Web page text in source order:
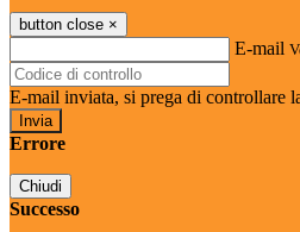
button close ×
E-mail
E-mail inviata, si prega di controllare
Errore
Chiudi
Successo